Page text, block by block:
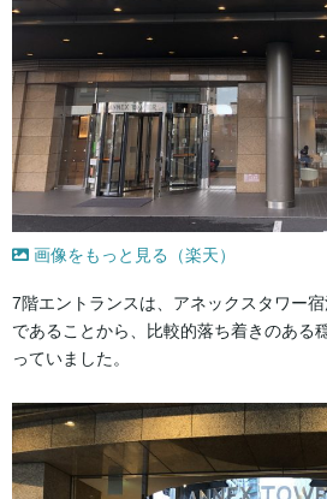
画像をもっと見る（楽天）
7階エントランスは、アネックスタワー
であることから、比較的落ち着きのある
っていました。